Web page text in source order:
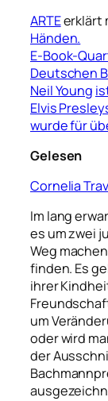
ARTEerklärt
Händen.
E-Book-
Deutschen
Neil Young
Elvis
wurde für
Gelesen
Cornelia
Im lang
es um zwei
Weg
finden. Es
ihrer
um
oder wird
der